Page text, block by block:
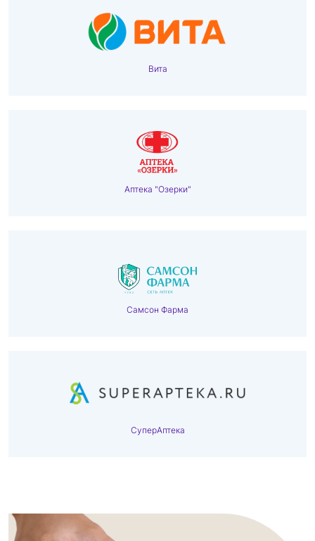
Вита
Аптека "Озерки"
Самсон Фарма
СуперАптека